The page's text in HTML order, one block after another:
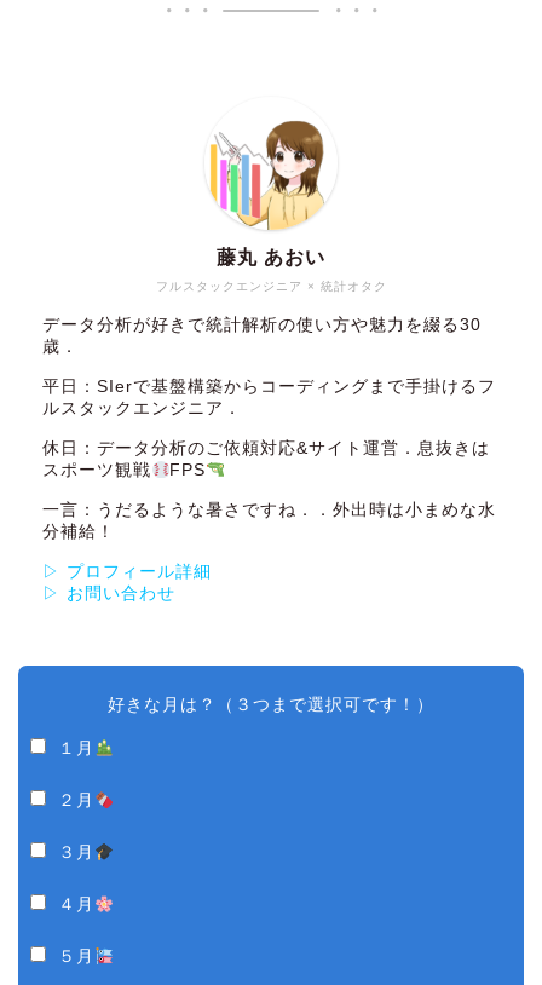
フルスタックエンジニア × 統計オタク
藤丸 あおい
データ分析が好きで統計解析の使い方や魅力を綴る30
歳．
平日：SIerで基盤構築からコーディングまで手掛けるフ
ルスタックエンジニア．
休日：データ分析のご依頼対応&サイト運営．息抜きは
スポーツ観戦
FPS
一言：うだるような暑さですね．．外出時は小まめな水
分補給！
▷ プロフィール詳細
▷ お問い合わせ
好きな月は？（３つまで選択可です！）
１月
２月
３月
４月
５月